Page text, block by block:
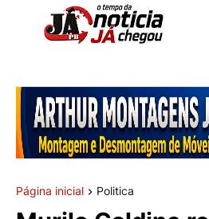
Página inicial Politica